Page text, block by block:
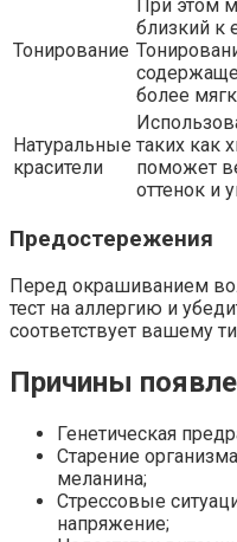
Тонирование
При этом
близкий к
более
Натуральные
красители
таких как
поможет
оттенок и
Предостережения
Перед окрашиванием
тест на аллергию и
соответствует вашему
Причины
Генетическая
Старение
меланина;
Стрессовые
напряжение;